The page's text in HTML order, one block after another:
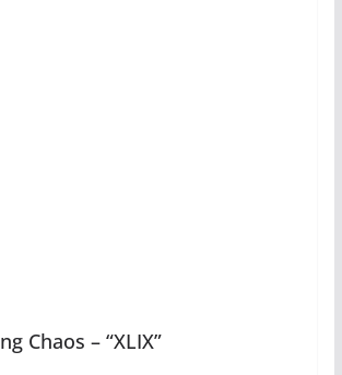
Chaos – “XLIX”